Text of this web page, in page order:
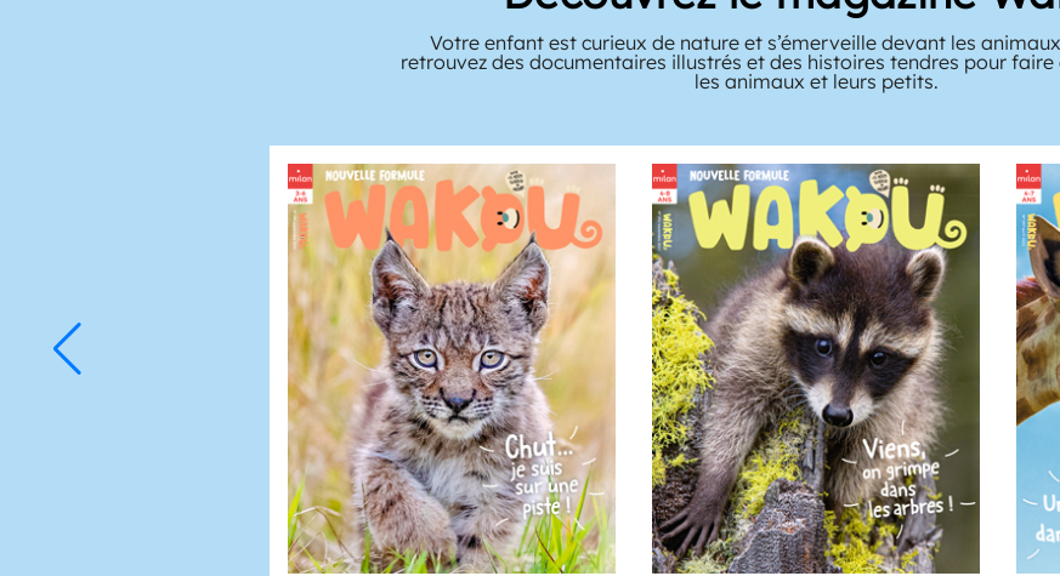
Votre enfant est curieux de nature et s’émerveille devant les
retrouvez des documentaires illustrés et des histoires tendres pour faire
les animaux et leurs petits.